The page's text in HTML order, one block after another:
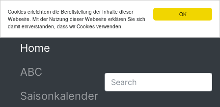
OK
Cookies erleichtern die Bereitstellung der Inhalte dieser
Webseite. Mit der Nutzung dieser Webseite erklären Sie sich
damit einverstanden, dass wir Cookies verwenden.
Home
ABC
Saisonkalender